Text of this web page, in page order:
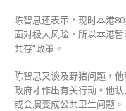
陈智思还表示，现时本港
面对极大风险，所以本港
共存”政策。
陈智思又谈及野猪问题，
政府才作出有关行动。他
或会演变成公共卫生问题。